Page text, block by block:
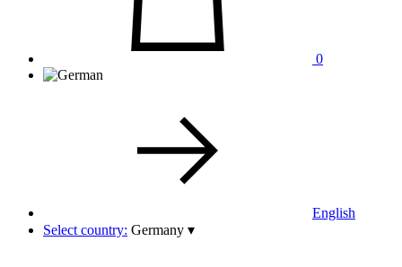
0
English
Select country: Germany ▾